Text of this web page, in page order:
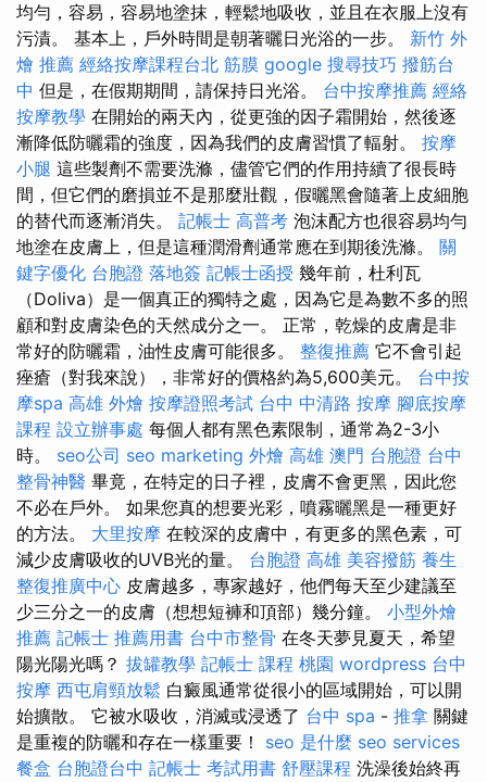
均勻，容易，容易地塗抹，輕鬆地吸收，並且在衣服上沒有
污漬。 基本上，戶外時間是朝著曬日光浴的一步。 新竹 外
燴 推薦 經絡按摩課程台北 筋膜 google 搜尋技巧 撥筋台
中 但是，在假期期間，請保持日光浴。 台中按摩推薦 經絡
按摩教學 在開始的兩天內，從更強的因子霜開始，然後逐
漸降低防曬霜的強度，因為我們的皮膚習慣了輻射。 按摩
小腿 這些製劑不需要洗滌，儘管它們的作用持續了很長時
間，但它們的磨損並不是那麼壯觀，假曬黑會隨著上皮細胞
的替代而逐漸消失。 記帳士 高普考 泡沫配方也很容易均勻
地塗在皮膚上，但是這種潤滑劑通常應在到期後洗滌。 關
鍵字優化 台胞證 落地簽 記帳士函授 幾年前，杜利瓦
（Doliva）是一個真正的獨特之處，因為它是為數不多的照
顧和對皮膚染色的天然成分之一。 正常，乾燥的皮膚是非
常好的防曬霜，油性皮膚可能很多。 整復推薦 它不會引起
痤瘡（對我來說），非常好的價格約為5,600美元。 台中按
摩spa 高雄 外燴 按摩證照考試 台中 中清路 按摩 腳底按摩
課程 設立辦事處 每個人都有黑色素限制，通常為2-3小
時。 seo公司 seo marketing 外燴 高雄 澳門 台胞證 台中
整骨神醫 畢竟，在特定的日子裡，皮膚不會更黑，因此您
不必在戶外。 如果您真的想要光彩，噴霧曬黑是一種更好
的方法。 大里按摩 在較深的皮膚中，有更多的黑色素，可
減少皮膚吸收的UVB光的量。 台胞證 高雄 美容撥筋 養生
整復推廣中心 皮膚越多，專家越好，他們每天至少建議至
少三分之一的皮膚（想想短褲和頂部）幾分鐘。 小型外燴
推薦 記帳士 推薦用書 台中市整骨 在冬天夢見夏天，希望
陽光陽光嗎？ 拔罐教學 記帳士 課程 桃園 wordpress 台中
按摩 西屯肩頸放鬆 白癜風通常從很小的區域開始，可以開
始擴散。 它被水吸收，消滅或浸透了 台中 spa - 推拿 關鍵
是重複的防曬和存在一樣重要！ seo 是什麼 seo services
餐盒 台胞證台中 記帳士 考試用書 舒壓課程 洗澡後始終再